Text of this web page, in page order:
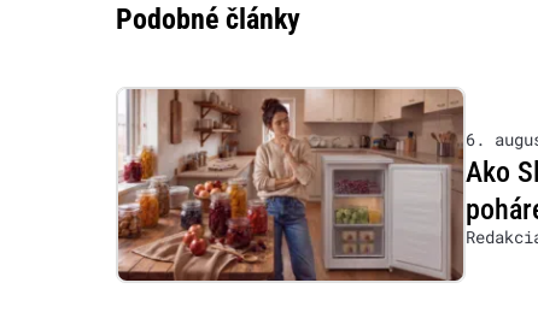
Podobné články
6.
Ako